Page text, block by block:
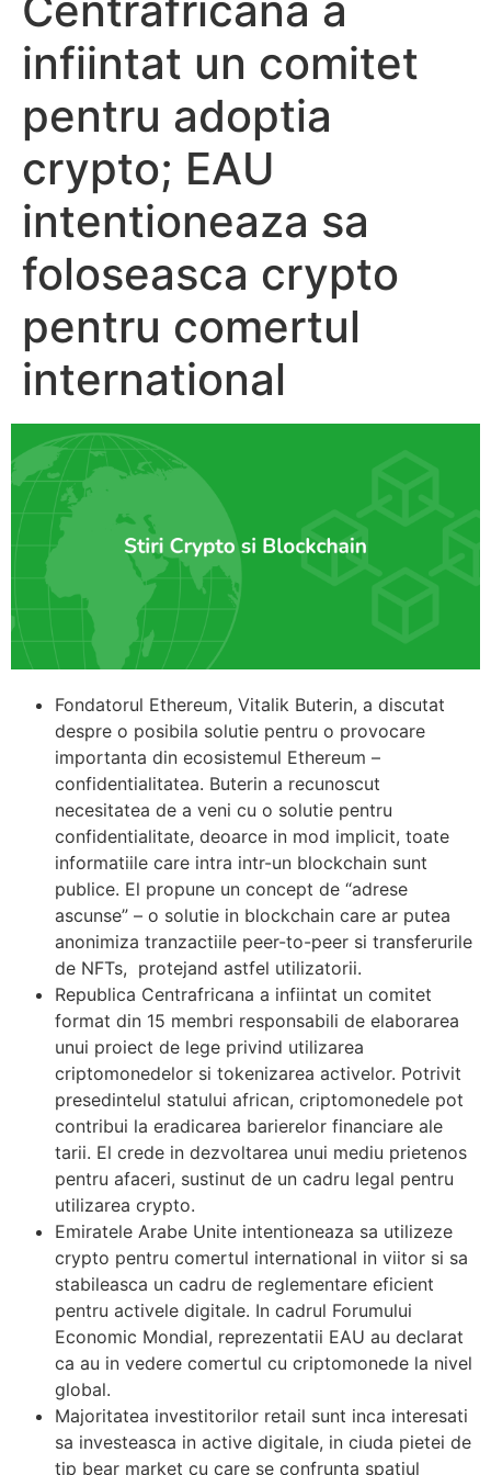
infiintat un comitet
pentru adoptia
crypto; EAU
intentioneaza sa
foloseasca crypto
pentru comertul
international
Fondatorul Ethereum, Vitalik Buterin, a discutat
despre o posibila solutie pentru o provocare
importanta din ecosistemul Ethereum –
confidentialitatea. Buterin a recunoscut
necesitatea de a veni cu o solutie pentru
confidentialitate, deoarce in mod implicit, toate
informatiile care intra intr-un blockchain sunt
publice. El propune un concept de “adrese
ascunse” – o solutie in blockchain care ar putea
anonimiza tranzactiile peer-to-peer si transferurile
de NFTs, protejand astfel utilizatorii.
Republica Centrafricana a infiintat un comitet
format din 15 membri responsabili de elaborarea
unui proiect de lege privind utilizarea
criptomonedelor si tokenizarea activelor. Potrivit
presedintelul statului african, criptomonedele pot
contribui la eradicarea barierelor financiare ale
tarii. El crede in dezvoltarea unui mediu prietenos
pentru afaceri, sustinut de un cadru legal pentru
utilizarea crypto.
Emiratele Arabe Unite intentioneaza sa utilizeze
crypto pentru comertul international in viitor si sa
stabileasca un cadru de reglementare eficient
pentru activele digitale. In cadrul Forumului
Economic Mondial, reprezentatii EAU au declarat
ca au in vedere comertul cu criptomonede la nivel
global.
Majoritatea investitorilor retail sunt inca interesati
sa investeasca in active digitale, in ciuda pietei de
tip bear market cu care se confrunta spatiul